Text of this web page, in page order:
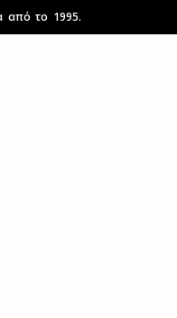
από το 1995.